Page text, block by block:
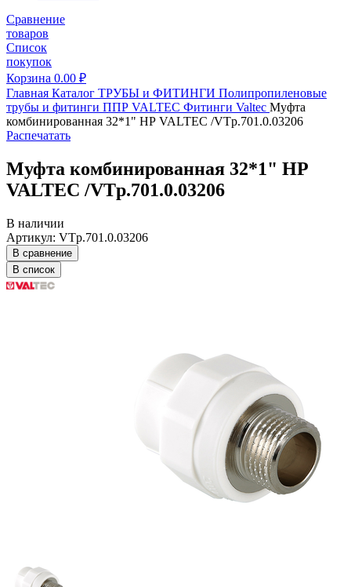
Сравнение
товаров
Список
покупок
Корзина 0.00 ₽
Главная Каталог ТРУБЫ и ФИТИНГИ Полипропиленовые
трубы и фитинги ППР VALTEC Фитинги Valtec Муфта
комбинированная 32*1" НР VALTEC /VTp.701.0.03206
Распечатать
Муфта комбинированная 32*1" НР
VALTEC /VTp.701.0.03206
В наличии
Артикул: VTp.701.0.03206
В сравнение
В список